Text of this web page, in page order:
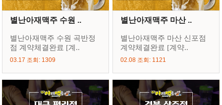
별난아재맥주 수원 ..
별난아재맥주 수원 곡반정
점 계약체결완료 [계..
03.17 조회: 1309
별난아재맥주 마산 ..
별난아재맥주 마산 신포점
계약체결완료 [계약..
02.08 조회: 1121